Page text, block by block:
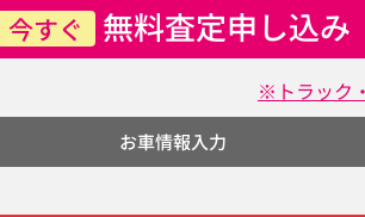
今すぐ 無料査定申し込み
※トラック
お車情報入力